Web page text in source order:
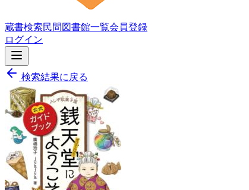
蔵書検索民間図書館一覧会員登録
ログイン
検索結果に戻る